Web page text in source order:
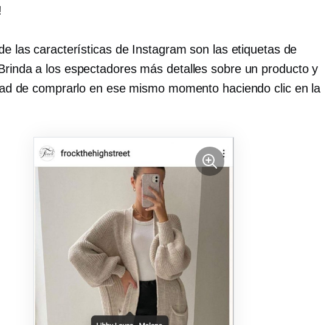
las características de Instagram son las etiquetas de
a los espectadores más detalles sobre un producto y
de comprarlo en ese mismo momento haciendo clic en la